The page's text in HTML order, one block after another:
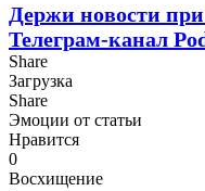
Держи новости
Телеграм-канал
Share
Загрузка
Share
Эмоции от статьи
Нравится
0
Восхищение